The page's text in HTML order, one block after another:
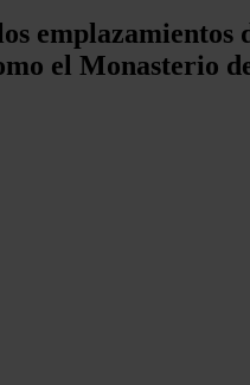
el Monasterio